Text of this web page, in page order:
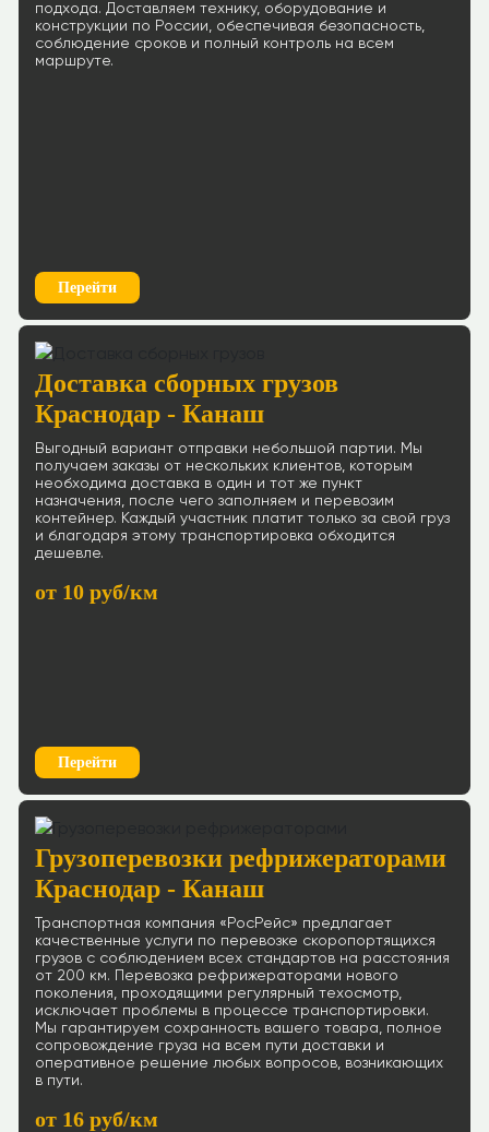
подхода. Доставляем технику, оборудование и
конструкции по России, обеспечивая безопасность,
соблюдение сроков и полный контроль на всем
маршруте.
Перейти
Доставка сборных грузов
Краснодар - Канаш
Выгодный вариант отправки небольшой партии. Мы
получаем заказы от нескольких клиентов, которым
необходима доставка в один и тот же пункт
назначения, после чего заполняем и перевозим
контейнер. Каждый участник платит только за свой груз
и благодаря этому транспортировка обходится
дешевле.
от 10 руб/км
Перейти
Грузоперевозки рефрижераторами
Краснодар - Канаш
Транспортная компания «РосРейс» предлагает
качественные услуги по перевозке скоропортящихся
грузов с соблюдением всех стандартов на расстояния
от 200 км. Перевозка рефрижераторами нового
поколения, проходящими регулярный техосмотр,
исключает проблемы в процессе транспортировки.
Мы гарантируем сохранность вашего товара, полное
сопровождение груза на всем пути доставки и
оперативное решение любых вопросов, возникающих
в пути.
от 16 руб/км